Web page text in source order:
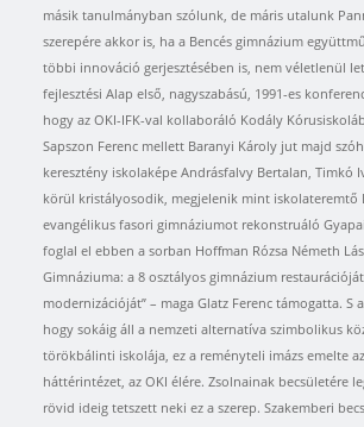
másik tanulmányban szólunk, de máris utalunk
szerepére akkor is, ha a Bencés gimnázium
többi innováció gerjesztésében is, nem véletlenül
fejlesztési Alap első, nagyszabású, 1991-es
hogy az OKI-IFK-val kollaboráló Kodály
Sapszon Ferenc mellett Baranyi Károly jut majd
keresztény iskolaképe Andrásfalvy Bertalan, Timkó
körül kristályosodik, megjelenik mint iskolateremtő
evangélikus fasori gimnáziumot rekonstruáló
foglal el ebben a sorban Hoffman Rózsa Németh
Gimnáziuma: a 8 osztályos gimnázium
modernizációját” – maga Glatz Ferenc támogatta. S
hogy sokáig áll a nemzeti alternatíva szimbolikus
törökbálinti iskolája, ez a reményteli imázs emelte
háttérintézet, az OKI élére. Zsolnainak becsületére
rövid ideig tetszett neki ez a szerep. Szakemberi